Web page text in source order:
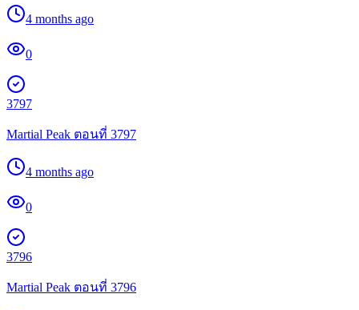
4 months ago
0
3797
Martial Peak ตอนที่ 3797
4 months ago
0
3796
Martial Peak ตอนที่ 3796